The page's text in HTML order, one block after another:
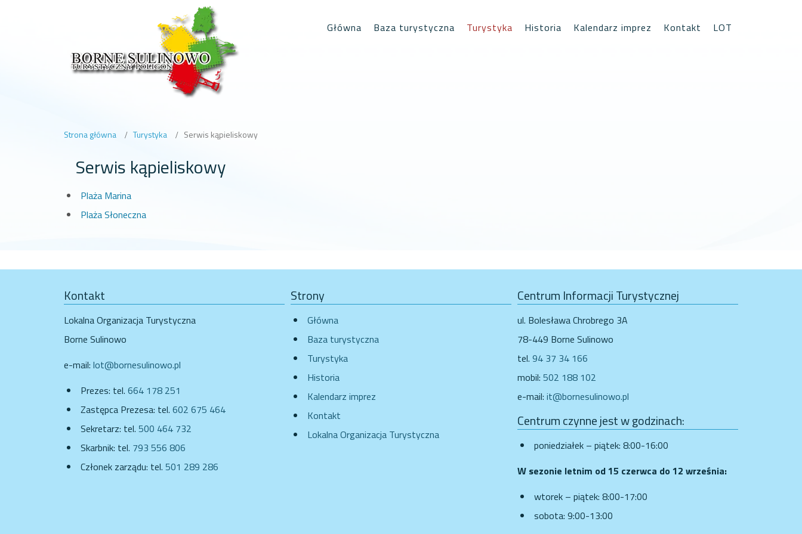
Główna Baza turystyczna Turystyka Historia Kalendarz imprez Kontakt LOT
Strona główna Turystyka Serwis kąpieliskowy
Serwis kąpieliskowy
Plaża Marina
Plaża Słoneczna
Kontakt
Lokalna Organizacja Turystyczna
Borne Sulinowo
e-mail: lot@bornesulinowo.pl
Prezes: tel. 664 178 251
Zastępca Prezesa: tel. 602 675 464
Sekretarz: tel. 500 464 732
Skarbnik: tel. 793 556 806
Członek zarządu: tel. 501 289 286
Strony
Główna
Baza turystyczna
Turystyka
Historia
Kalendarz imprez
Kontakt
Lokalna Organizacja Turystyczna
Centrum Informacji Turystycznej
ul. Bolesława Chrobrego 3A
78-449 Borne Sulinowo
tel. 94 37 34 166
mobil: 502 188 102
e-mail: it@bornesulinowo.pl
Centrum czynne jest w godzinach:
poniedziałek – piątek: 8:00-16:00
W sezonie letnim od 15 czerwca do 12 września:
wtorek – piątek: 8:00-17:00
sobota: 9:00-13:00